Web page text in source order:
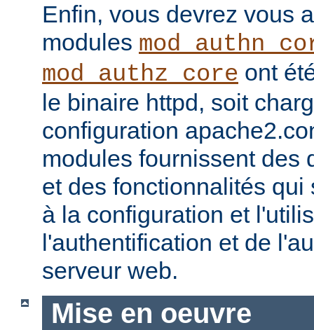
Enfin, vous devrez vous
modules
mod_authz_core ont
le binaire httpd, soit
configuration
modules fournissent des
et des fonctionnalités
à la configuration et
l'authentification et de
serveur web.
Mise en oeuvre